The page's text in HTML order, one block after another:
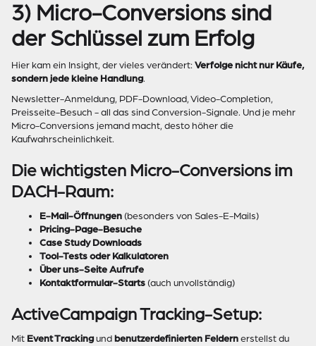
3) Micro-Conversions sind
der Schlüssel zum Erfolg
Hier kam ein Insight, der vieles verändert: Verfolge nicht nur Käufe,
sondern jede kleine Handlung.
Newsletter-Anmeldung, PDF-Download, Video-Completion,
Preisseite-Besuch - all das sind Conversion-Signale. Und je mehr
Micro-Conversions jemand macht, desto höher die
Kaufwahrscheinlichkeit.
Die wichtigsten Micro-Conversions im
DACH-Raum:
E-Mail-Öffnungen (besonders von Sales-E-Mails)
Pricing-Page-Besuche
Case Study Downloads
Tool-Tests oder Kalkulatoren
Über uns-Seite Aufrufe
Kontaktformular-Starts (auch unvollständig)
ActiveCampaign Tracking-Setup:
Mit Event Trackingund benutzerdefinierten Feldern erstellst du